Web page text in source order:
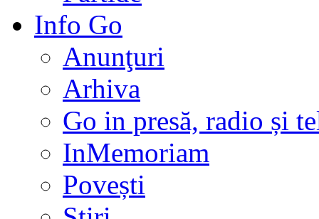
Info Go
Anunţuri
Arhiva
Go in presă, radio și
InMemoriam
Povești